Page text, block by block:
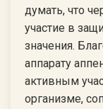
думать, что
участие в
значения.
аппарату
активным
организме,